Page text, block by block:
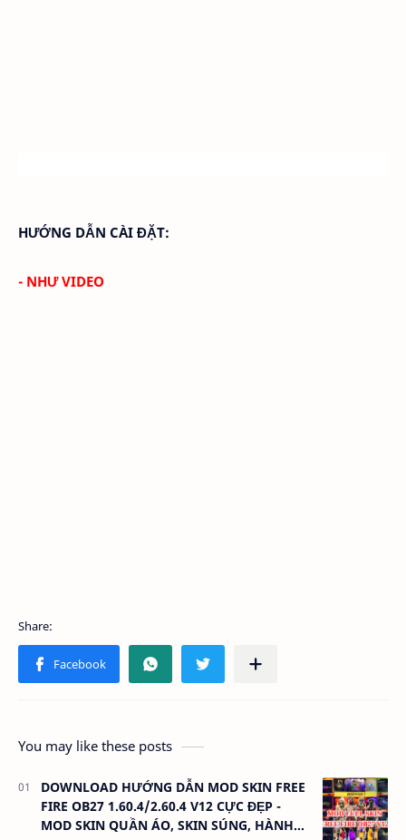
HƯỚNG DẪN CÀI ĐẶT:
- NHƯ VIDEO
You may like these posts
DOWNLOAD HƯỚNG DẪN MOD SKIN FREE
FIRE OB27 1.60.4/2.60.4 V12 CỰC ĐẸP -
MOD SKIN QUẦN ÁO, SKIN SÚNG, HÀNH